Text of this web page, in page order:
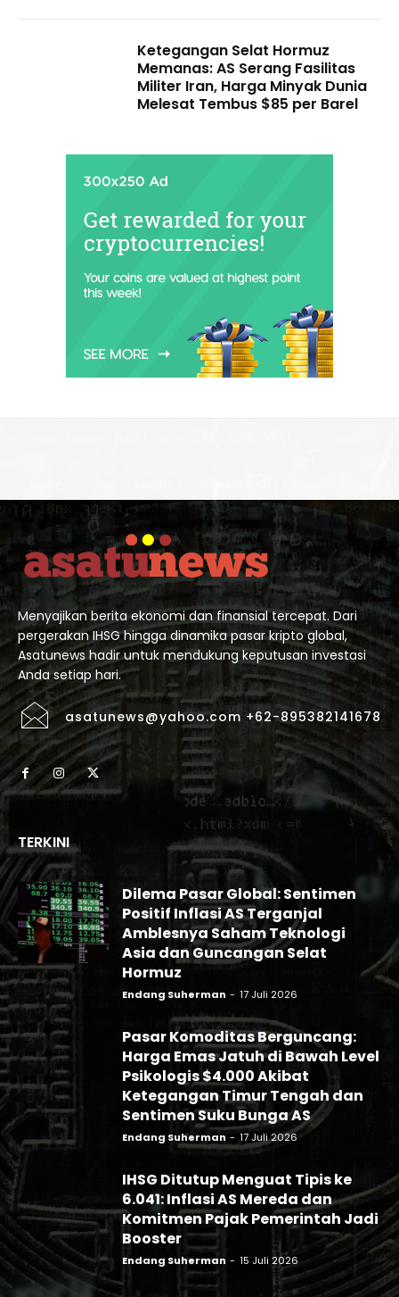
Ketegangan Selat Hormuz
Memanas: AS Serang Fasilitas
Militer Iran, Harga Minyak Dunia
Melesat Tembus $85 per Barel
Menyajikan berita ekonomi dan finansial tercepat. Dari
pergerakan IHSG hingga dinamika pasar kripto global,
Asatunews hadir untuk mendukung keputusan investasi
Anda setiap hari.
asatunews@yahoo.com +62-895382141678
TERKINI
Dilema Pasar Global: Sentimen
Positif Inflasi AS Terganjal
Amblesnya Saham Teknologi
Asia dan Guncangan Selat
Hormuz
Endang Suherman - 17 Juli 2026
Pasar Komoditas Berguncang:
Harga Emas Jatuh di Bawah Level
Psikologis $4.000 Akibat
Ketegangan Timur Tengah dan
Sentimen Suku Bunga AS
Endang Suherman - 17 Juli 2026
IHSG Ditutup Menguat Tipis ke
6.041: Inflasi AS Mereda dan
Komitmen Pajak Pemerintah Jadi
Booster
Endang Suherman - 15 Juli 2026